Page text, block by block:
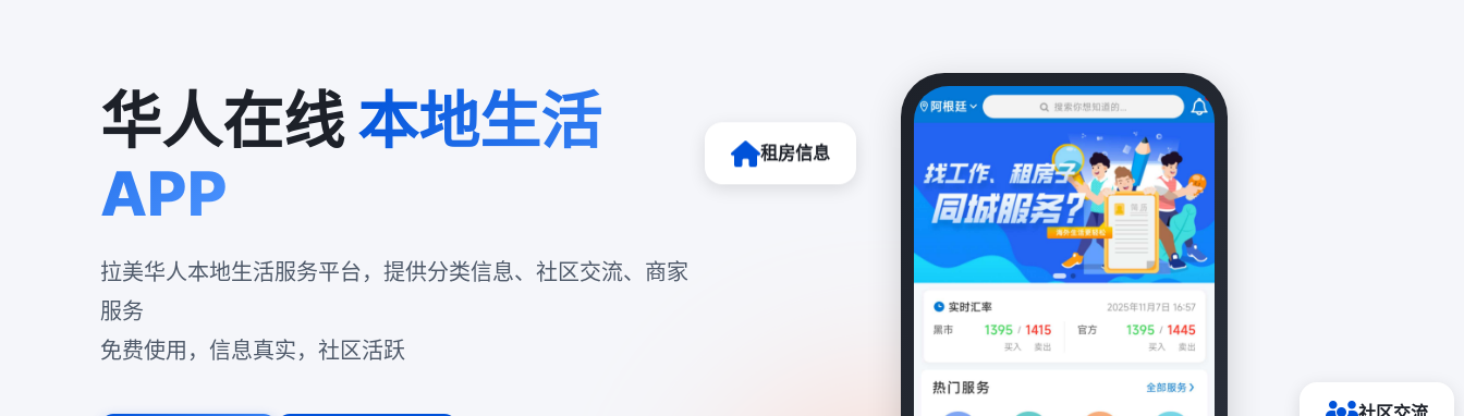
华人在线本地生活
APP
拉美华人本地生活服务平台，提供分类信息、社区交流、商家
服务
免费使用，信息真实，社区活跃
租房信息